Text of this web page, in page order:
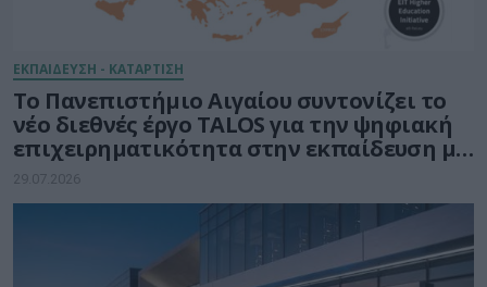
ΕΚΠΑΙΔΕΥΣΗ - ΚΑΤΑΡΤΙΣΗ
Το Πανεπιστήμιο Αιγαίου συντονίζει το
νέο διεθνές έργο TALOS για την ψηφιακή
επιχειρηματικότητα στην εκπαίδευση με
τη δύναμη της Τεχνητής Νοημοσύνης
29.07.2026